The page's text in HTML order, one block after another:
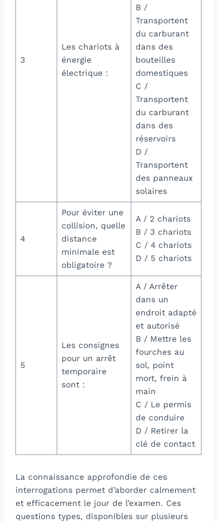
3
Les chariots à
énergie
électrique :
B /
Transportent
du carburant
dans des
bouteilles
domestiques
C /
Transportent
du carburant
dans des
réservoirs
D /
Transportent
des panneaux
solaires
4
Pour éviter une
collision, quelle
distance
minimale est
obligatoire ?
A / 2 chariots
B / 3 chariots
C / 4 chariots
D / 5 chariots
5
Les consignes
pour un arrêt
temporaire
sont :
A / Arrêter
dans un
endroit adapté
et autorisé
B / Mettre les
fourches au
sol, point
mort, frein à
main
C / Le permis
de conduire
D / Retirer la
clé de contact
La connaissance approfondie de ces
interrogations permet d’aborder calmement
et efficacement le jour de l’examen. Ces
questions types, disponibles sur plusieurs